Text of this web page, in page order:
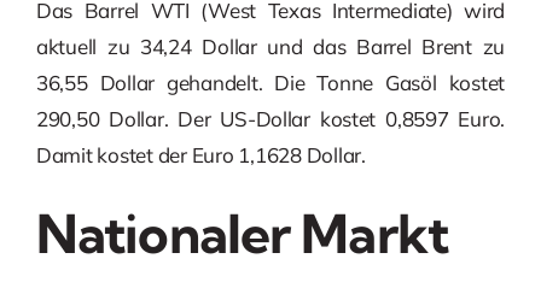
Das Barrel WTI (West Texas Intermediate) wird
aktuell zu 34,24 Dollar und das Barrel Brent zu
36,55 Dollar gehandelt. Die Tonne Gasöl kostet
290,50 Dollar. Der US-Dollar kostet 0,8597 Euro.
Damit kostet der Euro 1,1628 Dollar.
Nationaler Markt